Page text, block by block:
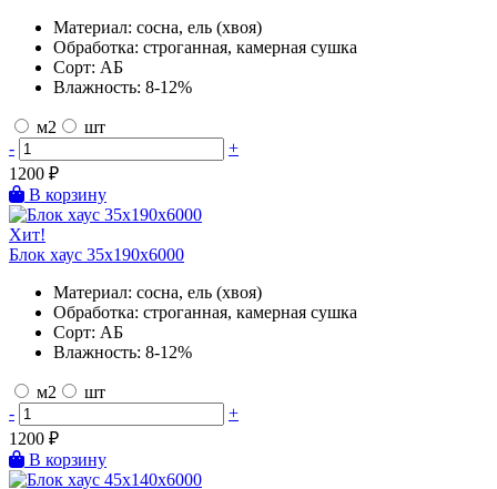
Материал: сосна, ель (хвоя)
Обработка: строганная, камерная сушка
Сорт: АБ
Влажность: 8-12%
м2
шт
-
+
1200 ₽
В корзину
Хит!
Блок хаус 35х190х6000
Материал: сосна, ель (хвоя)
Обработка: строганная, камерная сушка
Сорт: АБ
Влажность: 8-12%
м2
шт
-
+
1200 ₽
В корзину